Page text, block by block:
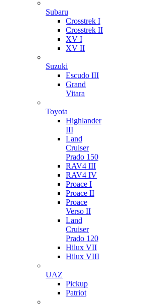
Subaru
Crosstrek I
Crosstrek II
XV I
XV II
Suzuki
Escudo III
Grand
Vitara
Toyota
Highlander
III
Land
Cruiser
Prado 150
RAV4 III
RAV4 IV
Proace I
Proace II
Proace
Verso II
Land
Cruiser
Prado 120
Hilux VII
Hilux VIII
UAZ
Pickup
Patriot